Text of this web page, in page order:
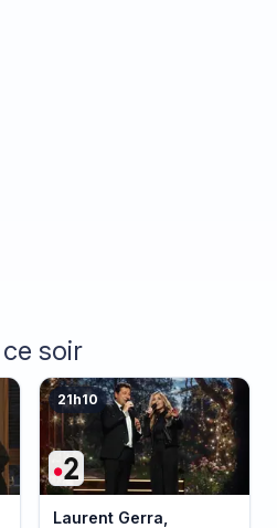
soir
21h10
Laurent Gerra,